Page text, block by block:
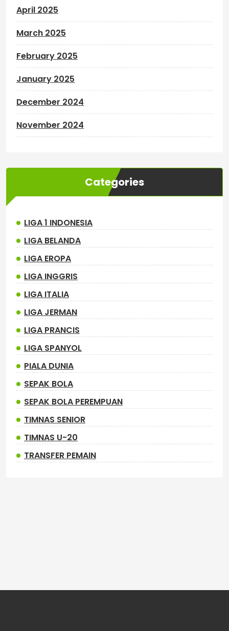
April 2025
March 2025
February 2025
January 2025
December 2024
November 2024
Categories
LIGA 1 INDONESIA
LIGA BELANDA
LIGA EROPA
LIGA INGGRIS
LIGA ITALIA
LIGA JERMAN
LIGA PRANCIS
LIGA SPANYOL
PIALA DUNIA
SEPAK BOLA
SEPAK BOLA PEREMPUAN
TIMNAS SENIOR
TIMNAS U-20
TRANSFER PEMAIN